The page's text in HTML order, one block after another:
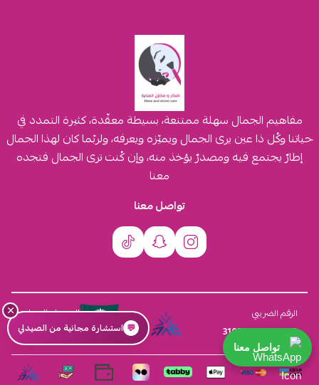
مفاهيم الجمال سهلة ممتنعة، بسيطة معقّدة، كثيرة التمدد في
حياتنا وكُل ذا عين يرى الجمال ويميّزه ويعرفه، ولربّما كان لهذا الجمال
إطارٌ يجتمع فيه ومصدرٌ يؤخذ منه، وإن كُنت ترى الجمال فتجده
معنا
تواصل معنا
الرقم الضريبي
310555259800003
السجل التجاري
4030431116
×
💬 استشارة مجانية من الصيدلي
تواصل معنا